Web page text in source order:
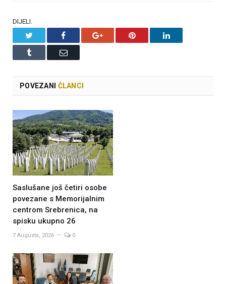
DIJELI.
Facebook Google+ Pinterest LinkedIn
Tumblr Email
POVEZANI ČLANCI
Saslušane još četiri osobe
povezane s Memorijalnim
centrom Srebrenica, na
spisku ukupno 26
7 Augusta, 2026 0